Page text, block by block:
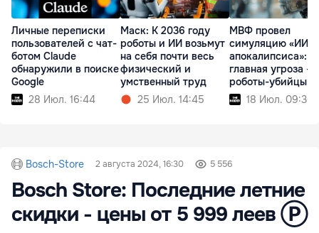
Личные переписки
пользователей с чат-
ботом Claude
обнаружили в поиске
Google
28 Июл. 16:44
Маск: К 2036 году
роботы и ИИ возьмут
на себя почти весь
физический и
умственный труд
25 Июл. 14:45
МВФ провел
симуляцию «ИИ-
апокалипсиса»:
главная угроза -
роботы-убийцы
18 Июл. 09:36
Bosch-Store 2 августа 2024, 16:30 5 556
Bosch Store: Последние летние
скидки - цены от 5 999 леев Ⓟ